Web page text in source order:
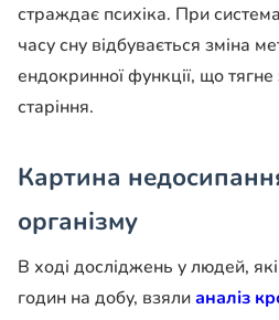
страждає психіка. При
часу сну відбувається зміна
ендокринної функції, що
старіння.
Картина
організму
В ході досліджень у людей,
годин на добу, взялианаліз